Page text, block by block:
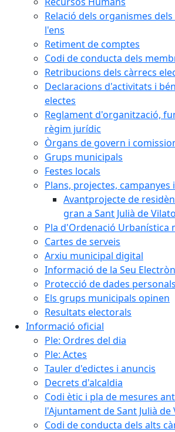
Relació dels organismes
l'ens
Retiment de comptes
Codi de conducta dels
Retribucions dels càrrecs
Declaracions d'activitats i
electes
Reglament d'organització,
règim jurídic
Òrgans de govern i
Grups municipals
Festes locals
Plans, projectes,
Avantprojecte de
gran a Sant Julià de
Pla d'Ordenació Urbanística
Cartes de serveis
Arxiu municipal digital
Informació de la Seu
Protecció de dades personals
Els grups municipals opinen
Resultats electorals
Informació oficial
Ple: Ordres del dia
Ple: Actes
Tauler d'edictes i anuncis
Decrets d'alcaldia
Codi ètic i pla de mesures
l'Ajuntament de Sant Julià
Codi de conducta dels alts